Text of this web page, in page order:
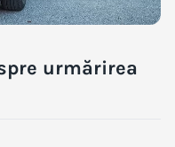
urmărirea